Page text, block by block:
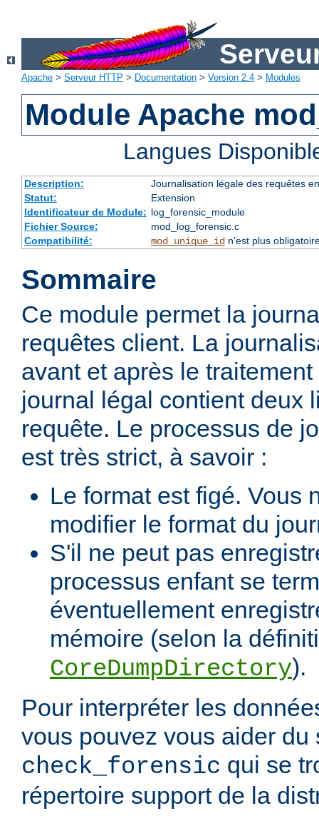
Apache > Serveur HTTP > Documentation > Version 2.4 > Modules
Module Apache
Langues
Description:
Journalisation légale des requêtes
Statut:
Extension
Identificateur de Module: log_forensic_module
Fichier Source:
mod_log_forensic.c
Compatibilité:
mod_unique_idn'est plus
Sommaire
Ce module permet la
requêtes client. La
avant et après le
journal légal contient deux
requête. Le processus de
est très strict, à savoir :
Le format est figé. Vous
modifier le format du
S'il ne peut pas
processus enfant se
éventuellement
mémoire (selon la
CoreDumpDirectory).
Pour interpréter les
vous pouvez vous aider du
check_forensic qui se
répertoire support de la